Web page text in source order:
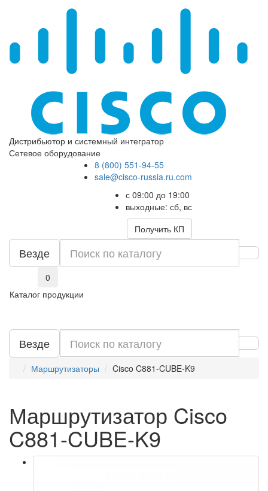
Дистрибьютор и системный интегратор
Сетевое оборудование
8 (800) 551-94-55
sale@cisco-russia.ru.com
с 09:00 до 19:00
выходные: сб, вс
Получить КП
Везде
0
Каталог продукции
Везде
Маршрутизаторы Cisco C881-CUBE-K9
Маршрутизатор Cisco
C881-CUBE-K9